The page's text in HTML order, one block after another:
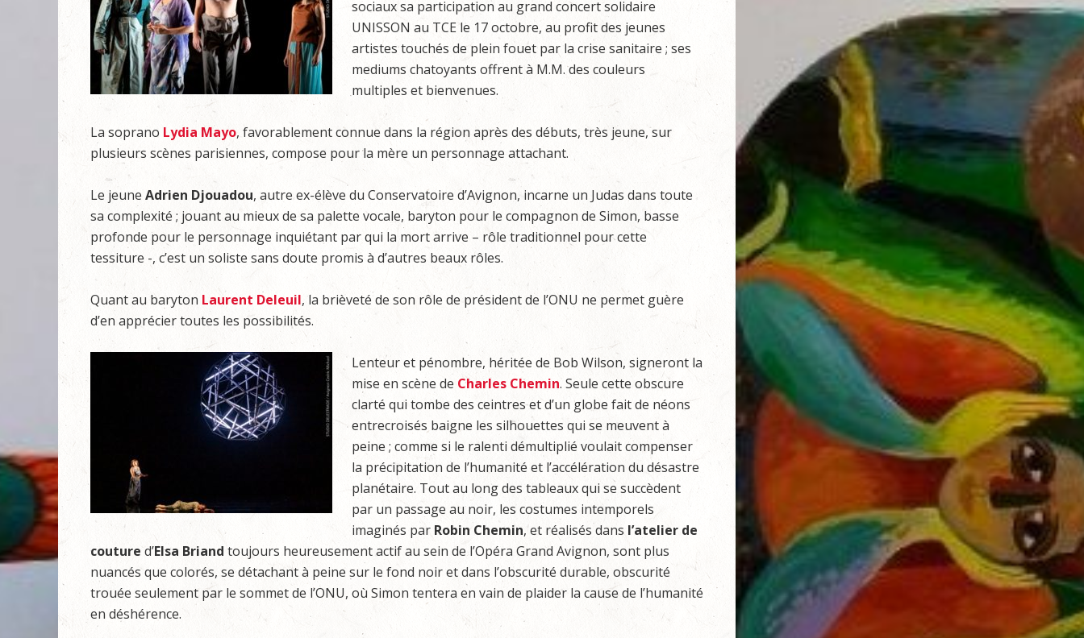
sociaux sa participation au grand concert solidaire
UNISSON au TCE le 17 octobre, au profit des jeunes
artistes touchés de plein fouet par la crise sanitaire ; ses
mediums chatoyants offrent à M.M. des couleurs
multiples et bienvenues.
La soprano Lydia Mayo, favorablement connue dans la région après des débuts, très jeune, sur
plusieurs scènes parisiennes, compose pour la mère un personnage attachant.
Le jeune Adrien Djouadou, autre ex-élève du Conservatoire d’Avignon, incarne un Judas dans toute
sa complexité ; jouant au mieux de sa palette vocale, baryton pour le compagnon de Simon, basse
profonde pour le personnage inquiétant par qui la mort arrive – rôle traditionnel pour cette
tessiture -, c’est un soliste sans doute promis à d’autres beaux rôles.
Quant au baryton Laurent Deleuil, la brièveté de son rôle de président de l’ONU ne permet guère
d’en apprécier toutes les possibilités.
Lenteur et pénombre, héritée de Bob Wilson, signeront la
mise en scène de Charles Chemin. Seule cette obscure
clarté qui tombe des ceintres et d’un globe fait de néons
entrecroisés baigne les silhouettes qui se meuvent à
peine ; comme si le ralenti démultiplié voulait compenser
la précipitation de l’humanité et l’accélération du désastre
planétaire. Tout au long des tableaux qui se succèdent
par un passage au noir, les costumes intemporels
imaginés par Robin Chemin, et réalisés dans l’atelier de
couture d’Elsa Briand toujours heureusement actif au sein de l’Opéra Grand Avignon, sont plus
nuancés que colorés, se détachant à peine sur le fond noir et dans l’obscurité durable, obscurité
trouée seulement par le sommet de l’ONU, où Simon tentera en vain de plaider la cause de l’humanité
en déshérence.